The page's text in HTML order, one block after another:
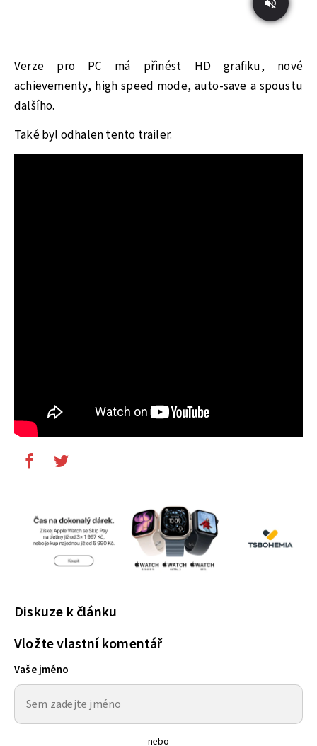
Verze pro PC má přinést HD grafiku, nové
achievementy, high speed mode, auto-save a spoustu
dalšího.
Také byl odhalen tento trailer.
Diskuze k článku
Vložte vlastní komentář
Vaše jméno
nebo